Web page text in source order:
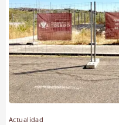
Actualidad